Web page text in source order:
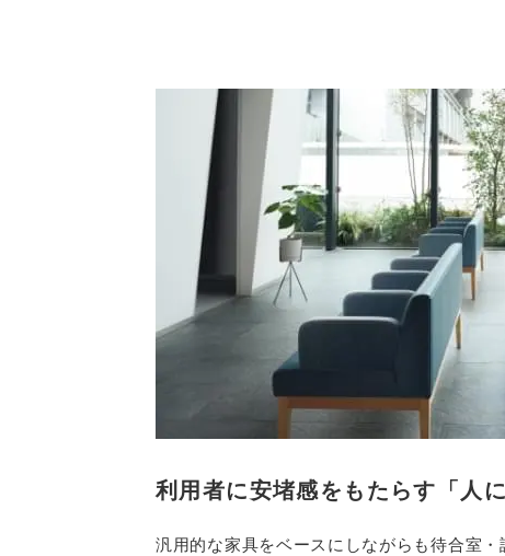
利用者に安堵感をもたらす 「人
汎用的な家具をベースにしながらも待合室